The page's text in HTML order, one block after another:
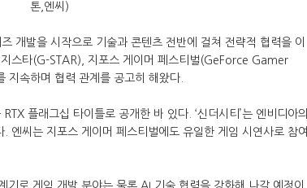
톤,엔씨)
개발을 시작으로 기술과 콘텐츠 전반에 걸쳐 전략적 협력을 이
스타(G-STAR), 지포스 게이머 페스티벌(GeForce Gamer
지속하며 협력 관계를 공고히 해왔다.
플래그십 타이틀로 공개한 바 있다. ‘신더시티’는 엔비디아의
엔씨는 지포스 게이머 페스티벌에도 유일한 게임 시연사로 참여
로 게임 개발 분야는 물론 AI 기술 협력을 강화해 나갈 예정이